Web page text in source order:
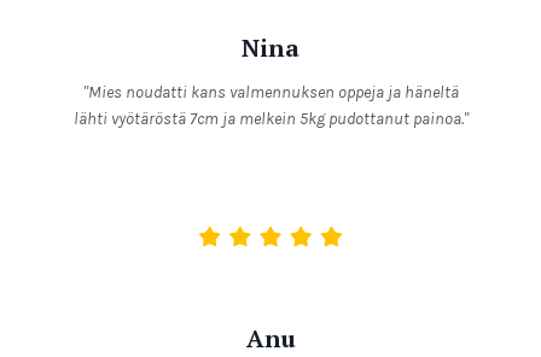
Nina
"Mies noudatti kans valmennuksen oppeja ja häneltä
lähti vyötäröstä 7cm ja melkein 5kg pudottanut painoa."
Anu